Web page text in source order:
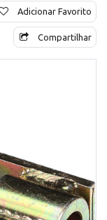
Adicionar Favorito
Compartilhar